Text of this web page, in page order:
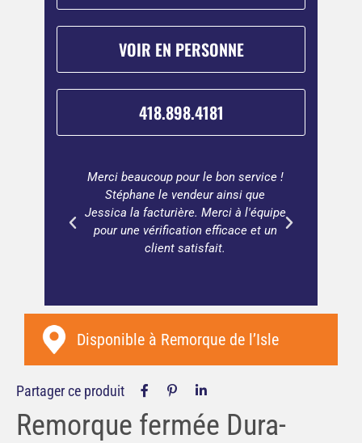
VOIR EN PERSONNE
418.898.4181
Merci beaucoup pour le bon service !
Stéphane le vendeur ainsi que
Jessica la facturière. Merci à l'équipe
pour une vérification efficace et un
client satisfait.
Disponible à Remorque de l’Isle
Partager ce produit
Remorque fermée Dura-